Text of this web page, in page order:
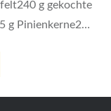
g gekochte
g Pinienkerne2…